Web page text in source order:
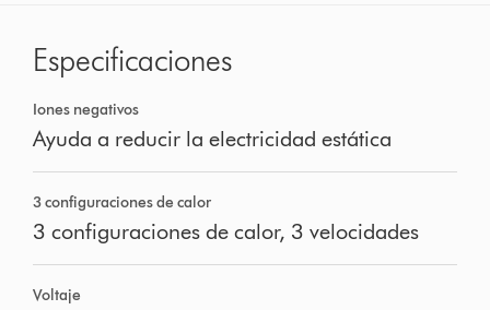
Especificaciones
Iones negativos
Ayuda a reducir la electricidad estática
3 configuraciones de calor
3 configuraciones de calor, 3 velocidades
Voltaje